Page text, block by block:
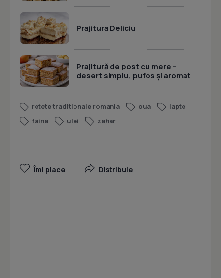
Prajitura Deliciu
Prajitură de post cu mere –
desert simplu, pufos și aromat
retete traditionale romania oua
lapte
faina
ulei zahar
Îmi place Distribuie